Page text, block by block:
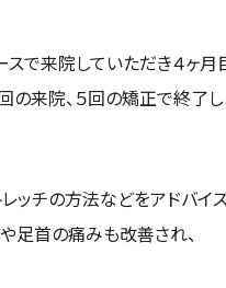
スで来院していただき４ヶ月
の来院、５回の矯正で終了し
ッチの方法などをアドバイ
足首の痛みも改善され、